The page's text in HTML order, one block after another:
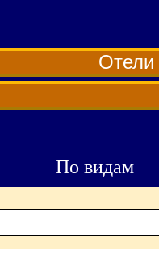
Отели
По видам